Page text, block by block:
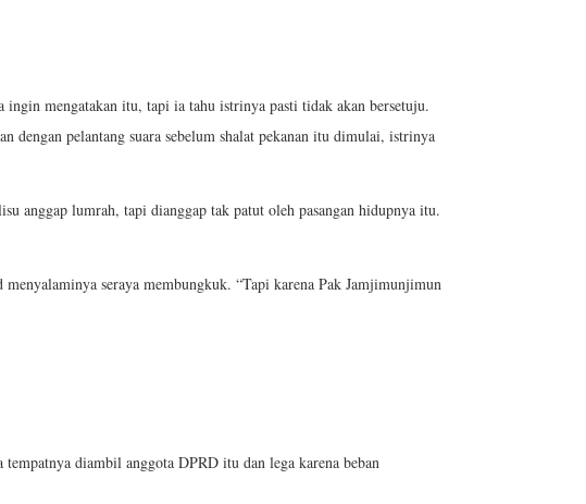
mengatakan itu, tapi ia tahu istrinya pasti tidak akan bersetuju.
dengan pelantang suara sebelum shalat pekanan itu dimulai, istrinya
anggap lumrah, tapi dianggap tak patut oleh pasangan hidupnya itu.
seraya membungkuk. “Tapi karena Pak Jamjimunjimun
diambil anggota DPRD itu dan lega karena beban